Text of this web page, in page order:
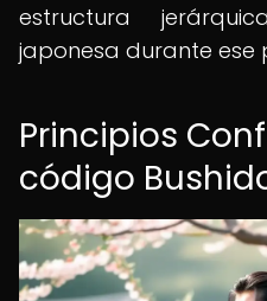
estructura
japonesa durante ese
Principios
código